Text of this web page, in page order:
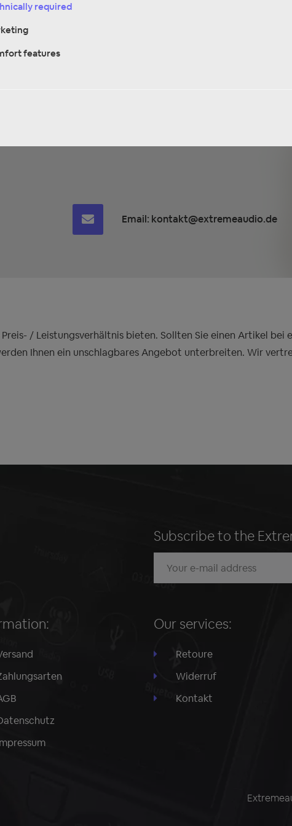
Email: kontakt@extremeaudio.de
/ Leistungsverhältnis bieten. Sollten Sie einen Artikel bei
Ihnen ein unschlagbares Angebot unterbreiten. Wir
Subscribe to the
Our services:
Retoure
Widerruf
Kontakt
required
features